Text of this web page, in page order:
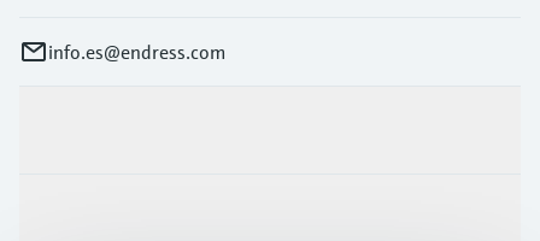
info.es@endress.com